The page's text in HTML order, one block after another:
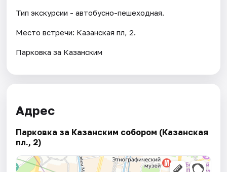
Тип экскурсии - автобусно-пешеходная.
Место встречи: Казанская пл, 2.
Парковка за Казанским
Адрес
Парковка за Казанским собором (Казанская
пл., 2)